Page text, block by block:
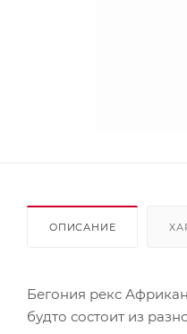
ОПИСАНИЕ
Бегония рекс
будто состоит из